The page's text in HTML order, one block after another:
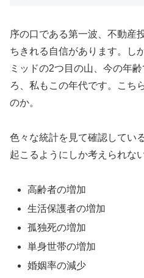
序の口である第一波、不動産
ちきれる自信があります。し
ミッドの2つ目の山、今の年
ろ、私もこの年代です。こち
のか。
色々な統計を見て確認してい
起こるようにしか考えられな
高齢者の増加
生活保護者の増加
孤独死の増加
単身世帯の増加
婚姻率の減少